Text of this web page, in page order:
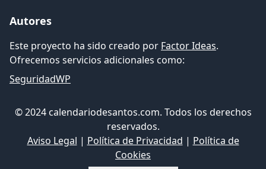
Autores
Este proyecto ha sido creado por Factor Ideas.
Ofrecemos servicios adicionales como:
SeguridadWP
© 2024 calendariodesantos.com. Todos los derechos
reservados.
Aviso Legal | Política de Privacidad | Política de
Cookies